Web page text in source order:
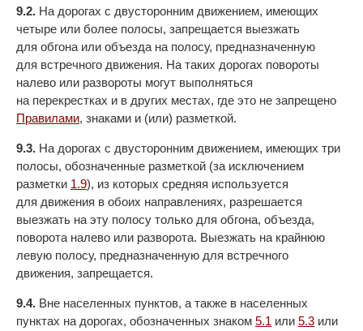
9.2. На дорогах с двусторонним движением, имеющих
четыре или более полосы, запрещается выезжать
для обгона или объезда на полосу, предназначенную
для встречного движения. На таких дорогах повороты
налево или развороты могут выполняться
на перекрестках и в других местах, где это не запрещено
Правилами, знаками и (или) разметкой.
9.3. На дорогах с двусторонним движением, имеющих три
полосы, обозначенные разметкой (за исключением
разметки 1.9), из которых средняя используется
для движения в обоих направлениях, разрешается
выезжать на эту полосу только для обгона, объезда,
поворота налево или разворота. Выезжать на крайнюю
левую полосу, предназначенную для встречного
движения, запрещается.
9.4. Вне населенных пунктов, а также в населенных
пунктах на дорогах, обозначенных знаком 5.1 или 5.3 или